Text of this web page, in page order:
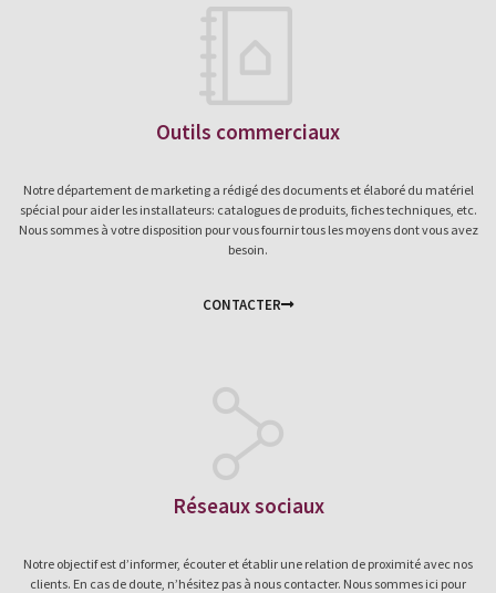
Outils commerciaux
Notre département de marketing a rédigé des documents et élaboré du matériel
spécial pour aider les installateurs: catalogues de produits, fiches techniques, etc.
Nous sommes à votre disposition pour vous fournir tous les moyens dont vous avez
besoin.
CONTACTER
Réseaux sociaux
Notre objectif est d’informer, écouter et établir une relation de proximité avec nos
clients. En cas de doute, n’hésitez pas à nous contacter. Nous sommes ici pour